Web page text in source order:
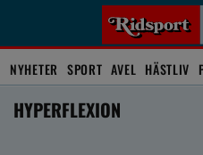
NYHETER SPORT AVEL HÄSTLIV
HYPERFLEXION